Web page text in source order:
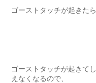
ゴーストタッチが起きた
ゴーストタッチが起きて
えなくなるので、